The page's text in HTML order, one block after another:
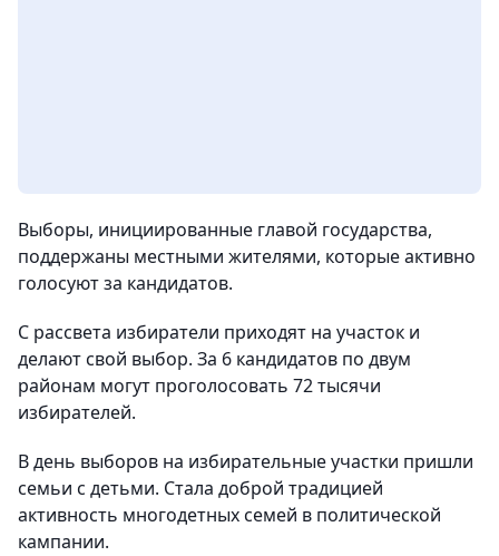
Выборы, инициированные главой государства,
поддержаны местными жителями, которые активно
голосуют за кандидатов.
С рассвета избиратели приходят на участок и
делают свой выбор. За 6 кандидатов по двум
районам могут проголосовать 72 тысячи
избирателей.
В день выборов на избирательные участки пришли
семьи с детьми. Стала доброй традицией
активность многодетных семей в политической
кампании.